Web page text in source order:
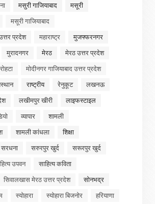
मसुरी गाजियाबाद
मसूरी
मसूरी गाजियाबाद
प्रदेश
महाराष्ट्र
मुजफ्फरनगर
मुरादनगर मेरठ
मेरठ उत्तर प्रदेश
मोदीनगर गाजियाबाद उत्तर प्रदेश
राष्ट्रीय रेनुकूट
लखनऊ
लखीमपुर खीरी
लाइफस्टाइल
व्यापार
शामली
शामली कांधला
शिक्षा
सरधना सरुरपुर खुर्द
सरूरपुर खुर्द
उपवन
साहित्य कविता
सिवालखास मेरठ उत्तर प्रदेश
सोनभद्र
स्योहारा स्योहारा बिजनोर
हरियाणा